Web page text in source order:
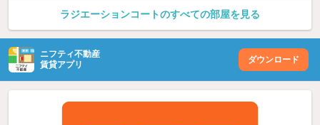
ラジエーションコートのすべての部屋を見る
ニフティ不動産
賃貸アプリ
ダウンロード